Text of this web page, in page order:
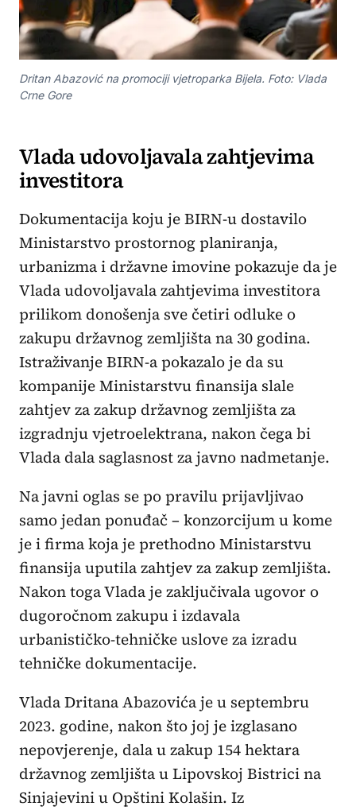
Dritan Abazović na promociji vjetroparka Bijela. Foto: Vlada
Crne Gore
Vlada udovoljavala zahtjevima
investitora
Dokumentacija koju je BIRN-u dostavilo
Ministarstvo prostornog planiranja,
urbanizma i državne imovine pokazuje da je
Vlada udovoljavala zahtjevima investitora
prilikom donošenja sve četiri odluke o
zakupu državnog zemljišta na 30 godina.
Istraživanje BIRN-a pokazalo je da su
kompanije Ministarstvu finansija slale
zahtjev za zakup državnog zemljišta za
izgradnju vjetroelektrana, nakon čega bi
Vlada dala saglasnost za javno nadmetanje.
Na javni oglas se po pravilu prijavljivao
samo jedan ponuđač – konzorcijum u kome
je i firma koja je prethodno Ministarstvu
finansija uputila zahtjev za zakup zemljišta.
Nakon toga Vlada je zaključivala ugovor o
dugoročnom zakupu i izdavala
urbanističko-tehničke uslove za izradu
tehničke dokumentacije.
Vlada Dritana Abazovića je u septembru
2023. godine, nakon što joj je izglasano
nepovjerenje, dala u zakup 154 hektara
državnog zemljišta u Lipovskoj Bistrici na
Sinjajevini u Opštini Kolašin. Iz